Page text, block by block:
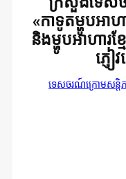
«កាទូតម្ហូបអា
និងម្ហូបអាហារ
ភ្ញៀ
ទេសចរណ៍ក្រោមសន្តិ